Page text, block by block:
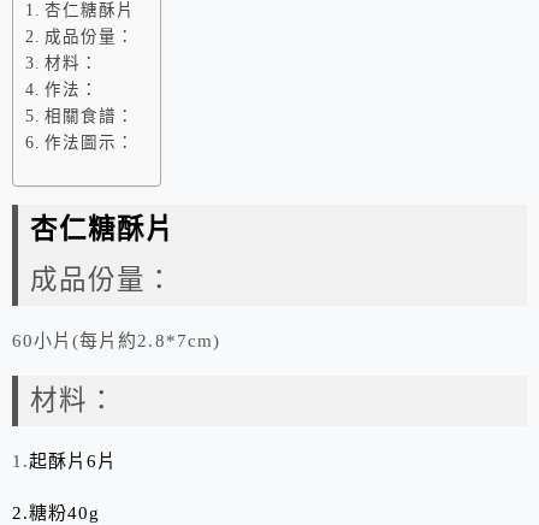
杏仁糖酥片
成品份量：
材料：
作法：
相關食譜：
作法圖示：
杏仁糖酥片
成品份量：
60小片(每片約2.8*7cm)
材料：
1.起酥片6片
2.糖粉40g